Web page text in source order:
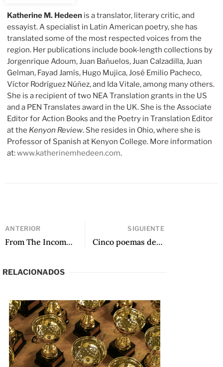
Katherine M. Hedeen is a translator, literary critic, and
essayist. A specialist in Latin American poetry, she has
translated some of the most respected voices from the
region. Her publications include book-length collections by
Jorgenrique Adoum, Juan Bañuelos, Juan Calzadilla, Juan
Gelman, Fayad Jamís, Hugo Mujica, José Emilio Pacheco,
Víctor Rodríguez Núñez, and Ida Vitale, among many others.
She is a recipient of two NEA Translation grants in the US
and a PEN Translates award in the UK. She is the Associate
Editor for Action Books and the Poetry in Translation Editor
at the Kenyon Review. She resides in Ohio, where she is
Professor of Spanish at Kenyon College. More information
at:www.katherinemhedeen.com.
ANTERIOR
From The Incompletes by Sergio Chejfec
SIGUIENTE
Cinco poemas de Ida Vitale
RELACIONADOS